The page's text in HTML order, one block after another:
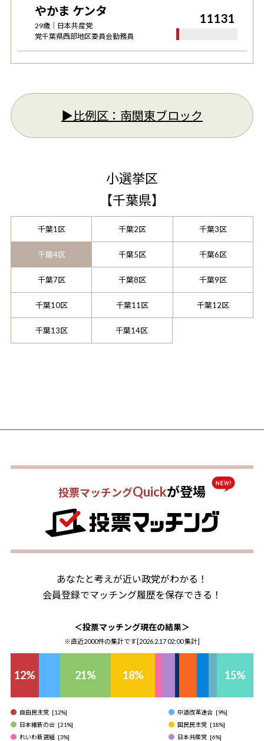
やかま ケンタ
29歳｜ 日本共産党
党千葉県西部地区委員会勤務員
11131
▶︎比例区： 南関東ブロック
小選挙区
【千葉県】
千葉1区 千葉2区 千葉3区
千葉4区 千葉5区 千葉6区
千葉7区 千葉8区 千葉9区
千葉10区 千葉11区 千葉12区
千葉13区 千葉14区
投票マッチングQuickが登場
あなたと考えが近い政党がわかる！
会員登録でマッチング履歴を保存できる！
＜投票マッチング現在の結果＞
※直近2000件の集計です[2026.2.17 02:00集計]
12% 21% 18% 15%
自由民主党 [12%] 中道改革連合 [9%]
日本維新の会 [21%] 国民民主党 [18%]
れいわ新選組 [3%] 日本共産党 [6%]